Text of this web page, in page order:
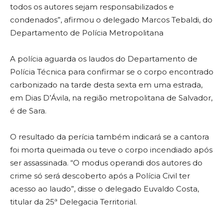
todos os autores sejam responsabilizados e
condenados”, afirmou o delegado Marcos Tebaldi, do
Departamento de Polícia Metropolitana
A polícia aguarda os laudos do Departamento de
Polícia Técnica para confirmar se o corpo encontrado
carbonizado na tarde desta sexta em uma estrada,
em Dias D’Ávila, na região metropolitana de Salvador,
é de Sara.
O resultado da perícia também indicará se a cantora
foi morta queimada ou teve o corpo incendiado após
ser assassinada. “O modus operandi dos autores do
crime só será descoberto após a Polícia Civil ter
acesso ao laudo”, disse o delegado Euvaldo Costa,
titular da 25ª Delegacia Territorial.